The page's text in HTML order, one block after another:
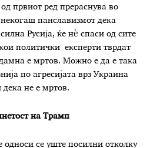
првиот ред прераснува во
панславизмот дека
Русија, ќе нѐ спаси од сите
политички експерти тврдат
е мртов. Можно е да е така
по агресијата врз Украина
дека не е мртов.
на Трамп
односи се уште посилни отколку